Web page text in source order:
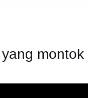
montok